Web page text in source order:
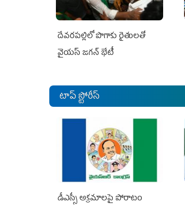
దేవరపల్లిలో పొగాకు రైతులతో
వైయస్ జగన్ భేటీ
టాప్ స్టోరీస్
డీఎస్సీ అక్రమాలపై పోరాటం